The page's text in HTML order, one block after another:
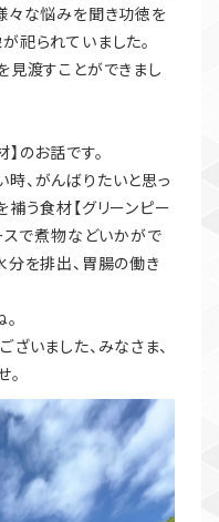
々な悩みを聞き功徳を
祀られていました。
見渡すことができまし
のお話です。
、がんばりたいと思っ
う食材【グリーンピー
スで煮物などいかがで
分を排出、胃腸の働き
いました、みなさま、